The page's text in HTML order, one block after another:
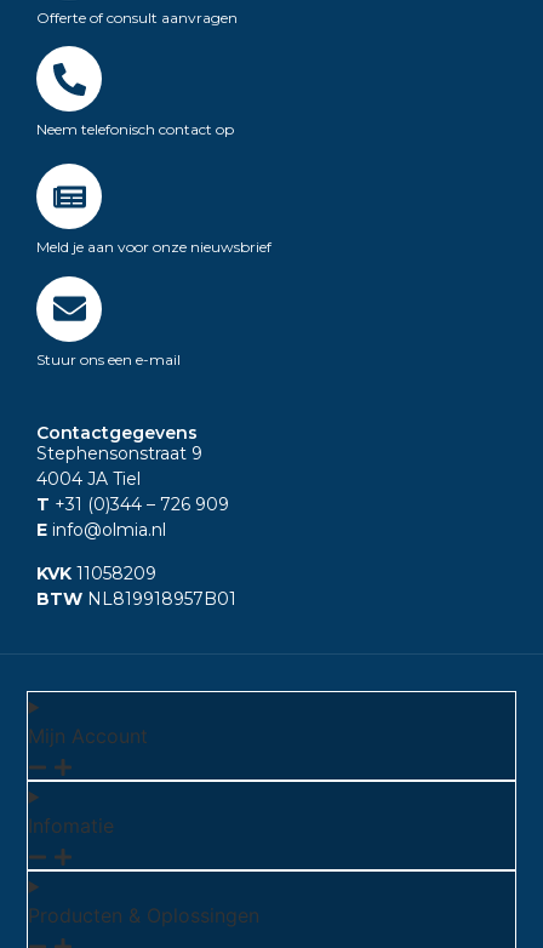
Offerte of consult aanvragen
Neem telefonisch contact op
Meld je aan voor onze nieuwsbrief
Stuur ons een e-mail
Contactgegevens
Stephensonstraat 9
4004 JA Tiel
T +31 (0)344 – 726 909
E info@olmia.nl
KVK 11058209
BTW NL819918957B01
Mijn Account
Infomatie
Producten & Oplossingen